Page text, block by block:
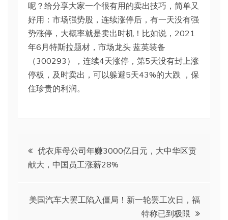
呢？给分享大家一个很有用的卖出技巧，简单又
好用：市场强势股，连续涨停后，有一天没有强
势涨停，大概率就是卖出时机！比如说，2021
年6月特斯拉题材，市场龙头 蓝英装备
（300293），连续4天涨停，第5天没有封上涨
停板，及时卖出，可以躲避5天43%的大跌 ，保
住珍贵的利润。
文
章
导
优衣库母公司年赚3000亿日元，大中华区贡
献大，中国员工涨薪28%
美国汽车大罢工陷入僵局！新一轮罢工次日，福
特称已到极限